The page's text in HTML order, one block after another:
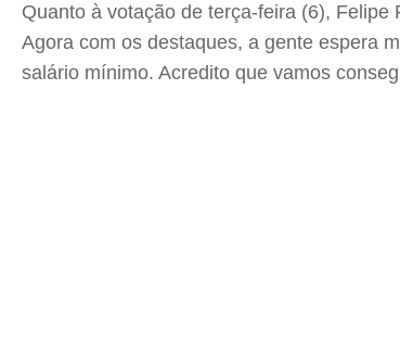
Quanto à votação de terça-feira (6),
Agora com os destaques, a gente espera
salário mínimo. Acredito que vamos